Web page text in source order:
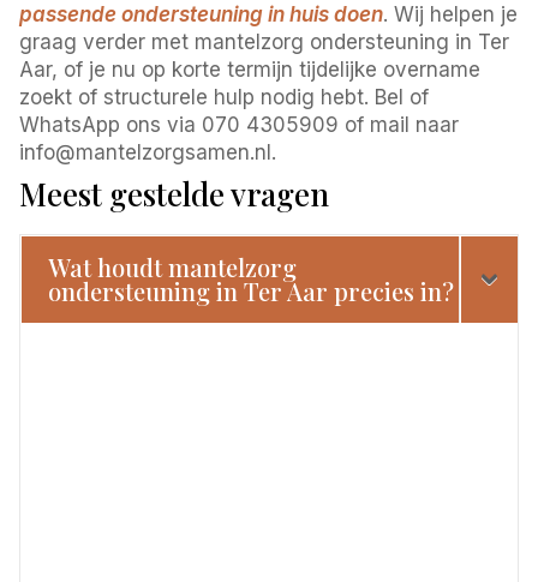
passende ondersteuning in huis doen. Wij helpen je
graag verder met mantelzorg ondersteuning in Ter
Aar, of je nu op korte termijn tijdelijke overname
zoekt of structurele hulp nodig hebt. Bel of
WhatsApp ons via 070 4305909 of mail naar
info@mantelzorgsamen.nl.
Meest gestelde vragen
Wat houdt mantelzorg
ondersteuning in Ter Aar precies in?